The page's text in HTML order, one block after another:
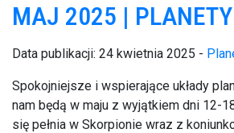
MAJ 2025 |
Data publikacji: 24 kwietnia 2025 -
Spokojniejsze i wspierające układy
nam będą w maju z wyjątkiem dni 12-
się pełnia w Skorpionie wraz z